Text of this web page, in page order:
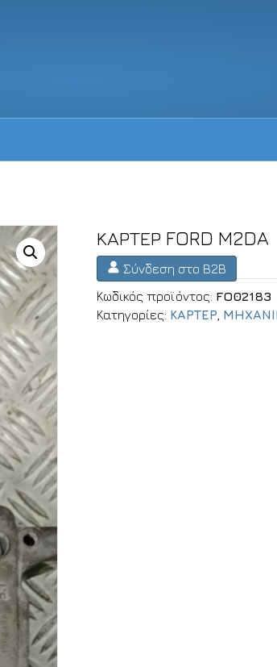
ΚΑΡΤΕΡ FORD M2DA
Σύνδεση στο B2B
Κωδικός προϊόντος: FO02183
Κατηγορίες: ΚΑΡΤΕΡ